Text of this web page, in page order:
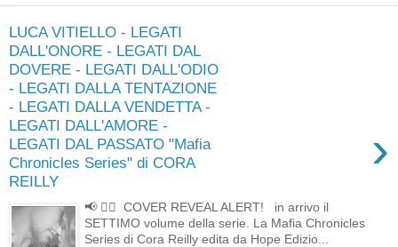
LUCA VITIELLO - LEGATI
DALL'ONORE - LEGATI DAL
DOVERE - LEGATI DALL'ODIO
- LEGATI DALLA TENTAZIONE
- LEGATI DALLA VENDETTA -
LEGATI DALL'AMORE -
LEGATI DAL PASSATO "Mafia
Chronicles Series" di CORA
REILLY
›
📢 ❤️‍🔥 COVER REVEAL ALERT! in arrivo il
SETTIMO volume della serie. La Mafia Chronicles
Series di Cora Reilly edita da Hope Edizio...